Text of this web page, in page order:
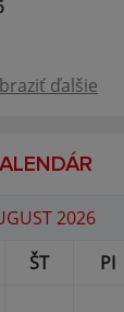
ďalšie
2026
ŠT PI